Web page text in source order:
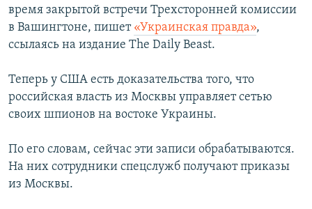
Հայերեն
English
Все сайты Радио Азатутюн
время закрытой встречи Трехсторонней комиссии
в Вашингтоне, пишет «Украинская правда»,
ссылаясь на издание The Daily Beast.
Теперь у США есть доказательства того, что
российская власть из Москвы управляет сетью
своих шпионов на востоке Украины.
По его словам, сейчас эти записи обрабатываются.
На них сотрудники спецслужб получают приказы
из Москвы.